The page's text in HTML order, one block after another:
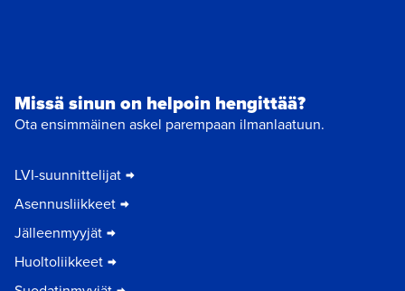
Missä sinun on helpoin hengittää?
Ota ensimmäinen askel parempaan ilmanlaatuun.
LVI-suunnittelijat
Asennusliikkeet
Jälleenmyyjät
Huoltoliikkeet